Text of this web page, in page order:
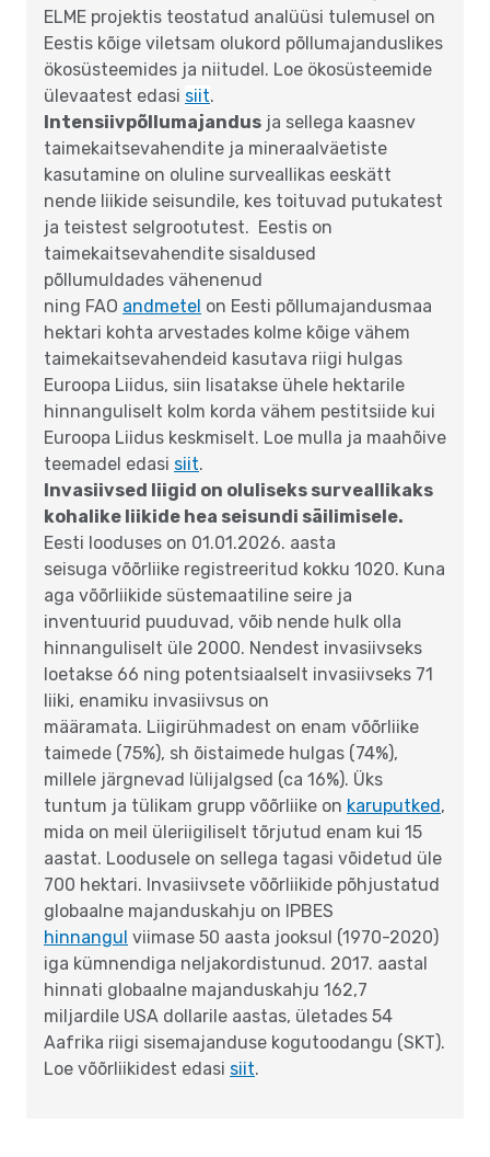
ELME projektis teostatud analüüsi tulemusel on
Eestis kõige viletsam olukord põllumajanduslikes
ökosüsteemides ja niitudel. Loe ökosüsteemide
ülevaatest edasi siit.
Intensiivpõllumajandus ja sellega kaasnev
taimekaitsevahendite ja mineraalväetiste
kasutamine on oluline surveallikas eeskätt
nende liikide seisundile, kes toituvad putukatest
ja teistest selgrootutest. Eestis on
taimekaitsevahendite sisaldused
põllumuldades vähenenud
ning FAO andmetel on Eesti põllumajandusmaa
hektari kohta arvestades kolme kõige vähem
taimekaitsevahendeid kasutava riigi hulgas
Euroopa Liidus, siin lisatakse ühele hektarile
hinnanguliselt kolm korda vähem pestitsiide kui
Euroopa Liidus keskmiselt. Loe mulla ja maahõive
teemadel edasi siit.
Invasiivsed liigid on oluliseks surveallikaks
kohalike liikide hea seisundi säilimisele.
Eesti looduses on 01.01.2026. aasta
seisuga võõrliike registreeritud kokku 1020. Kuna
aga võõrliikide süstemaatiline seire ja
inventuurid puuduvad, võib nende hulk olla
hinnanguliselt üle 2000. Nendest invasiivseks
loetakse 66 ning potentsiaalselt invasiivseks 71
liiki, enamiku invasiivsus on
määramata. Liigirühmadest on enam võõrliike
taimede (75%), sh õistaimede hulgas (74%),
millele järgnevad lülijalgsed (ca 16%). Üks
tuntum ja tülikam grupp võõrliike on karuputked ,
mida on meil üleriigiliselt tõrjutud enam kui 15
aastat. Loodusele on sellega tagasi võidetud üle
700 hektari. Invasiivsete võõrliikide põhjustatud
globaalne majanduskahju on IPBES
hinnangul viimase 50 aasta jooksul (1970-2020)
iga kümnendiga neljakordistunud. 2017. aastal
hinnati globaalne majanduskahju 162,7
miljardile USA dollarile aastas, ületades 54
Aafrika riigi sisemajanduse kogutoodangu (SKT).
Loe võõrliikidest edasi siit.